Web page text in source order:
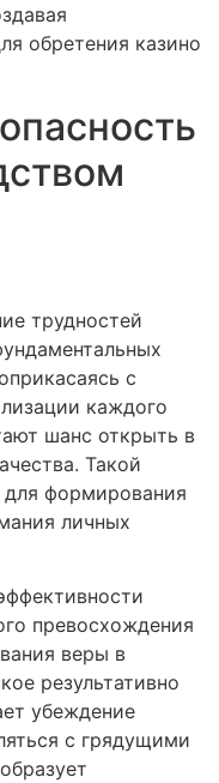
обретения казино
трудностей
с
каждого
шанс открыть в
Такой
формирования
личных
превосхождения
веры в
результативно
убеждение
с грядущими